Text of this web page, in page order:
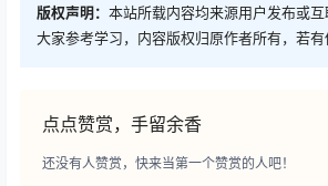
版权声明： 本站所载内容均来源用户发布或
大家参考学习，内容版权归原作者所有，若有
点点赞赏，手留余香
还没有人赞赏，快来当第一个赞赏的人吧！